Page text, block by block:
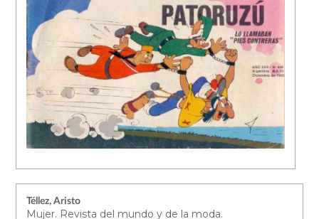
Téllez, Aristo
Mujer. Revista del mundo y de la moda.